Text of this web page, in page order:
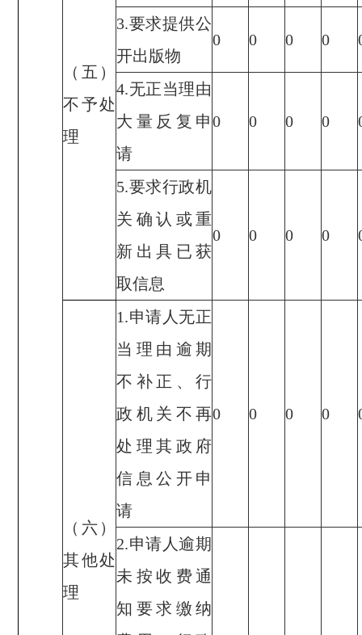
（五）
不予处
理
3.要求提供公
开出版物
0 0 0 0
4.无正当理由
大量反复申
请
0 0 0 0
5.要求行政机
关确认或重
新出具已获
取信息
0 0 0 0
（六）
其他处
理
1.申请人无正
当理由逾期
不补正、行
政机关不再
处理其政府
信息公开申
请
0 0 0 0
2.申请人逾期
未按收费通
知要求缴纳